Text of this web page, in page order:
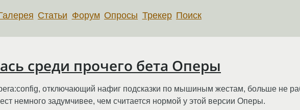
Статьи Форум Опросы Трекер Поиск
среди прочего бета Оперы
отключающий нафиг подсказки по мышиным жестам, больше не
немного задумчивее, чем считается нормой у этой версии Оперы.